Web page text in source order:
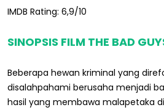
IMDB Rating: 6,9/10
SINOPSIS FILM THE BAD
Beberapa hewan kriminal yang
disalahpahami berusaha menjadi
hasil yang membawa malapetaka